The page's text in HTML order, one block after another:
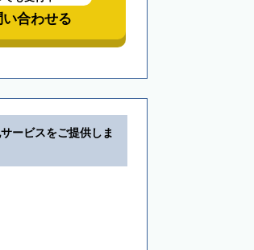
合わせる
ービスをご提供しま